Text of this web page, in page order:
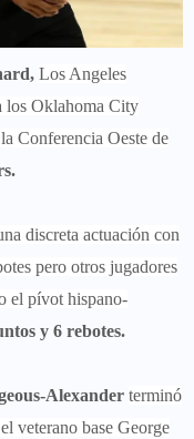
Los Angeles
los Oklahoma City
Conferencia Oeste de
discreta actuación con
pero otros jugadores
el pívot hispano-
y 6 rebotes.
Alexander terminó
veterano base George